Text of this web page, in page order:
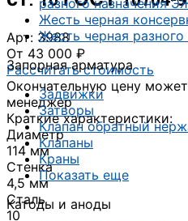
разного назначения
Жесть черная
Жесть черная
Запорная арматура
Задвижки
Затворы
Клапан обратный
Клапаны
Краны
Показать еще
Катоды и аноды
Арт: 3988
От 43 000 ₽
Рассчитать стоимость
Окончательную цену
менеджер
Краткие характеристики:
Диаметр
114 мм
Стенка
4,5 мм
Сталь
10